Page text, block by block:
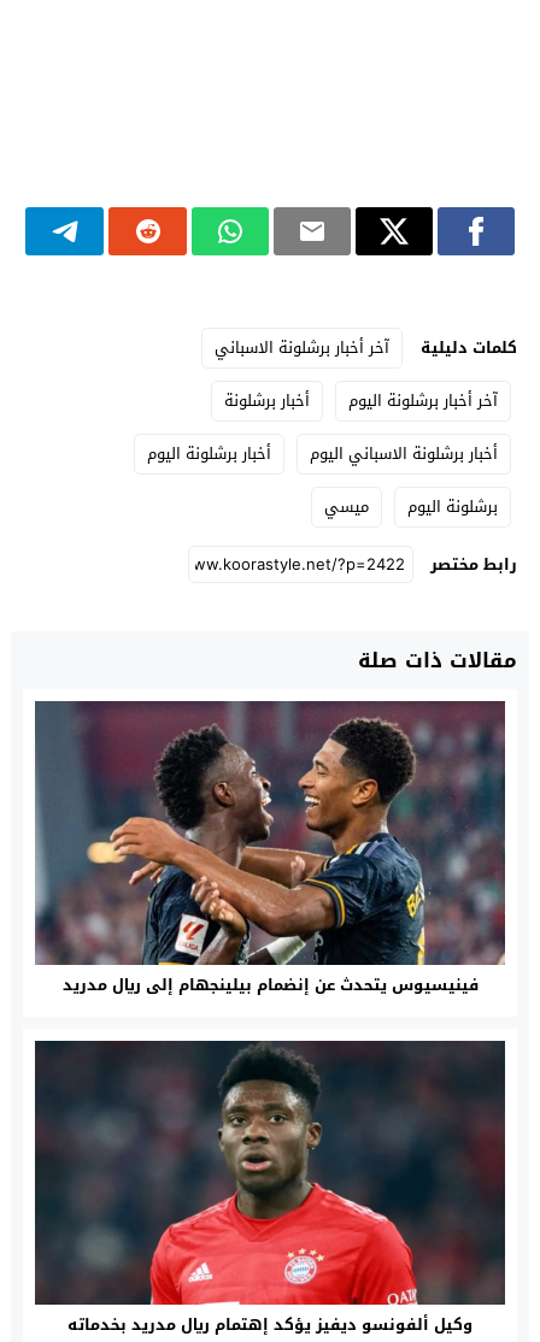
كلمات دليلية
آخر أخبار برشلونة الاسباني
آخر أخبار برشلونة اليوم
أخبار برشلونة
أخبار برشلونة الاسباني اليوم
أخبار برشلونة اليوم
برشلونة اليوم
ميسي
رابط مختصر
مقالات ذات صلة
فينيسيوس يتحدث عن إنضمام بيلينجهام إلى ريال مدريد
وكيل ألفونسو ديفيز يؤكد إهتمام ريال مدريد بخدماته